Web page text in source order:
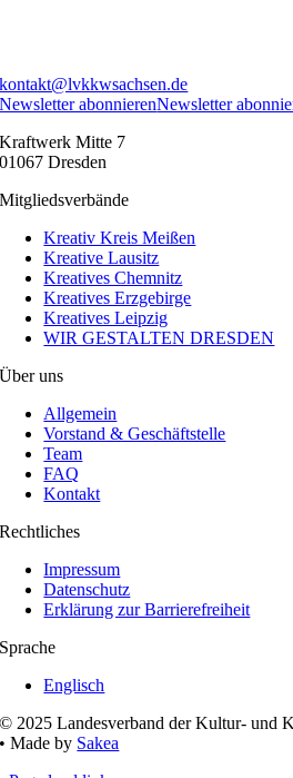
kontakt@lvkkwsachsen.de
Newsletter abonnierenNewsletter
Kraftwerk Mitte 7
01067 Dresden
Mitgliedsverbände
Kreativ Kreis Meißen
Kreative Lausitz
Kreatives Chemnitz
Kreatives Erzgebirge
Kreatives Leipzig
WIR GESTALTEN DRESDEN
Über uns
Allgemein
Vorstand & Geschäftstelle
Team
FAQ
Kontakt
Rechtliches
Impressum
Datenschutz
Erklärung zur Barrierefreiheit
Sprache
Englisch
© 2025 Landesverband der Kultur- und
• Made by Sakea